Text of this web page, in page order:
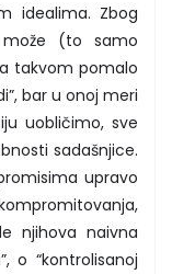
idealima. Zbog
(to samo
takvom pomalo
bar u onoj meri
uobličimo, sve
sadašnjice.
upravo
njihova naivna
o “kontrolisanoj